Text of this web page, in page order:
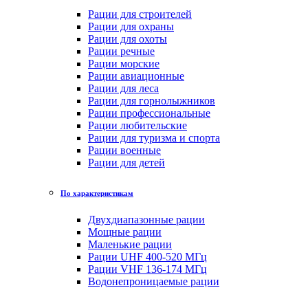
Рации для строителей
Рации для охраны
Рации для охоты
Рации речные
Рации морские
Рации авиационные
Рации для леса
Рации для горнолыжников
Рации профессиональные
Рации любительские
Рации для туризма и спорта
Рации военные
Рации для детей
По характеристикам
Двухдиапазонные рации
Мощные рации
Маленькие рации
Рации UHF 400-520 МГц
Рации VHF 136-174 МГц
Водонепроницаемые рации